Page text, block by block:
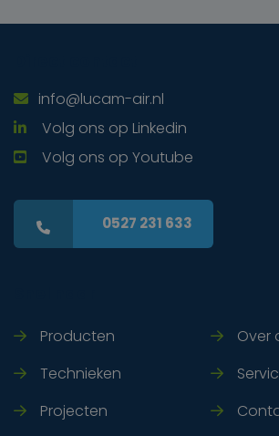
info@lucam-air.nl
Volg ons op Linkedin
Volg ons op Youtube
0527 231 633
Producten
Technieken
Projecten
Over